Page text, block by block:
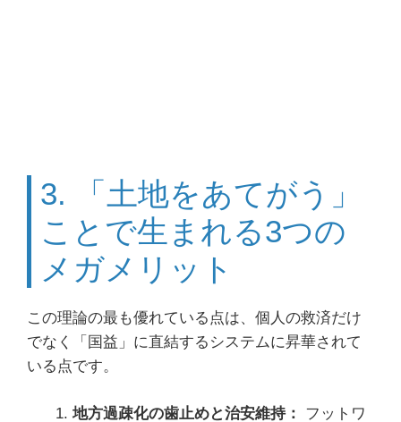
3. 「土地をあてがう」
ことで生まれる3つの
メガメリット
この理論の最も優れている点は、個人の救済だけ
でなく「国益」に直結するシステムに昇華されて
いる点です。
地方過疎化の歯止めと治安維持：
フットワ